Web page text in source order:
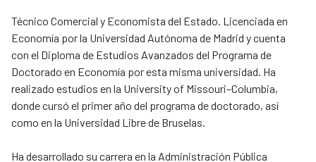
Técnico Comercial y Economista del Estado. Licenciada en
Economía por la Universidad Autónoma de Madrid y cuenta
con el Diploma de Estudios Avanzados del Programa de
Doctorado en Economía por esta misma universidad. Ha
realizado estudios en la University of Missouri–Columbia,
donde cursó el primer año del programa de doctorado, así
como en la Universidad Libre de Bruselas.
Ha desarrollado su carrera en la Administración Pública